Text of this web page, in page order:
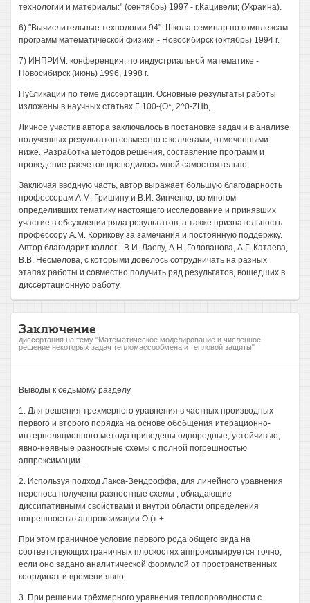
технологии и материалы:" (сентябрь) 1997 - г.Кацивели; (Украина).
6) "Вычислительные технологии 94": Школа-семинар по комплексам
программ математической физики.- Новосибирск (октябрь) 1994 г.
7) ИНПРИМ: конференция; по индустриальной математике -
Новосибирск (июнь) 1996, 1998 г.
Публикации по теме диссертации. Основные результаты работы
изложены в научных статьях Г 100-{О*, 2^0-ZHb, .
Личное участив автора заключалось в постановке задач и в анализе
полученных результатов совместно с коллегами, отмеченными
ниже. Разработка методов решения, составление программ и
проведение расчетов проводилось мной самостоятельно.
Заключая вводную часть, автор выражает большую благодарность
профессорам A.M. Гришину и В.И. Зинченко, во многом
определивших тематику настоящего исследование и принявших
участие в обсуждении ряда результатов, а также признательность
профессору A.M. Корикову за замечания и постоянную поддержку.
Автор благодарит коллег - В.И. Лаеву, А.Н. Голованова, А.Г. Катаева,
В.В. Несмелова, с которыми довелось сотрудничать на разных
этапах работы и совместно получить ряд результатов, вошедших в
диссертационную работу.
Заключение
диссертация на тему "Математическое моделирование и численное
решение некоторых задач тепломассообмена и тепловой защиты"
Выводы к седьмому разделу
1. Для решения трехмерного уравнения в частных производных
первого и второго порядка на основе обобщения итерационно-
интерполяционного метода приведены однородные, устойчивые,
явно-неявные разносгные схемы с полной погрешностью
аппроксимации .
2. Используя подход Лакса-Вендроффа, для линейного уравнения
переноса получены разностные схемы , обладающие
диссипативными свойствами и внутри области определения
погрешностью аппроксимации О (т +
При этом граничное условие первого рода общего вида на
соответствующих граничных плоскостях аппроксимируется точно,
если оно задано аналитической формулой от пространственных
координат и времени явно.
3. При решении трёхмерного уравнения теплопроводности с